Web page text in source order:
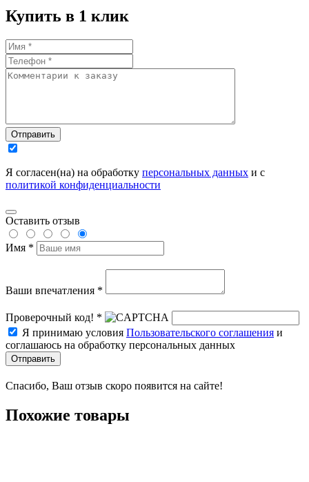
Купить в 1 клик
Отправить
Я согласен(на) на обработку персональных данных и с
политикой конфиденциальности
Оставить отзыв
Имя *
Ваши впечатления *
Проверочный код! *
Я принимаю условия Пользовательского соглашения и
соглашаюсь на обработку персональных данных
Отправить
Спасибо, Ваш отзыв скоро появится на сайте!
Похожие товары